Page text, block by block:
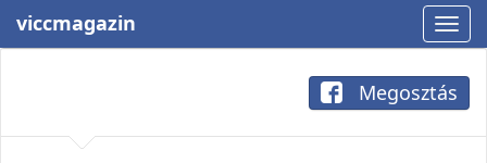
viccmagazin
Megosztás